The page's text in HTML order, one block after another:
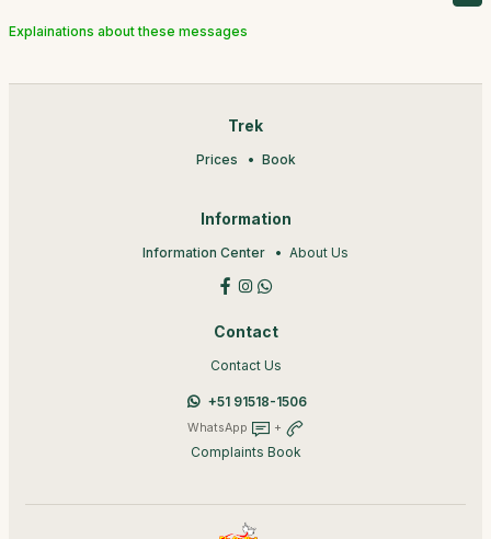
Explainations about these messages
Trek
Prices Book
Information
Information Center About Us
Contact
Contact Us
+51 91518-1506
WhatsApp +
Complaints Book